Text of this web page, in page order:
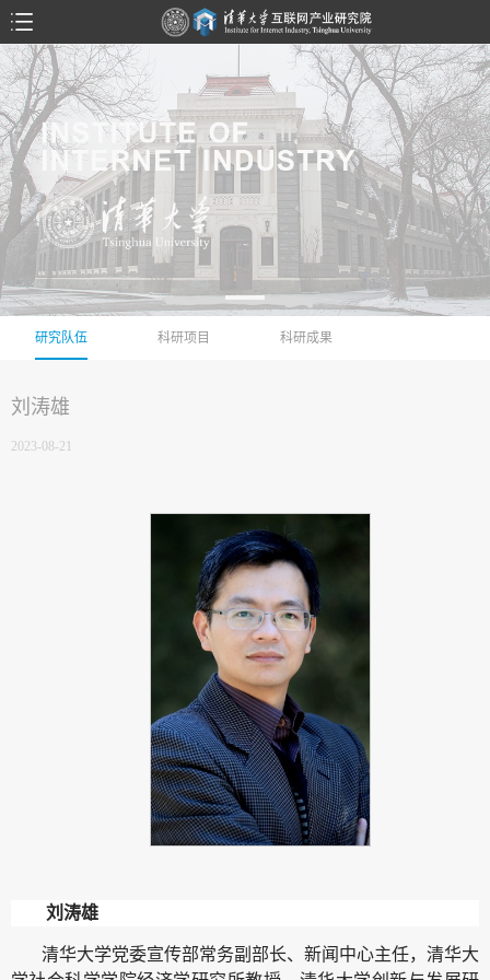
研究队伍 科研项目 科研成果
刘涛雄
2023-08-21
刘涛雄
清华大学党委宣传部常务副部长、新闻中心主任，清华大